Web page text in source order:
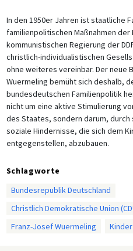
In den 1950er Jahren ist staatliche
familienpolitischen Maßnahmen
kommunistischen Regierung der
christlich-individualistischen
ohne weiteres vereinbar. Der neue
Wuermeling bemüht sich deshalb,
bundesdeutschen Familienpolitik
nicht um eine aktive Stimulierung
des Staates, sondern darum,
soziale Hindernisse, die sich dem
entgegenstellen, abzubauen.
Schlagworte
Bundesrepublik Deutschland
Christlich Demokratische Union
Franz-Josef Wuermeling
Kinder